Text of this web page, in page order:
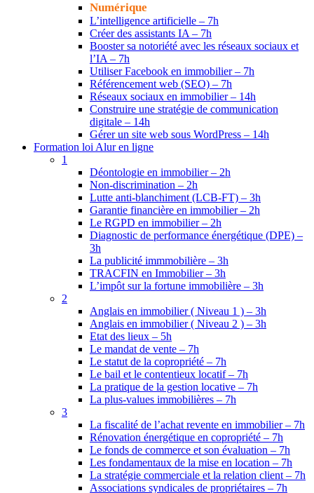
Numérique
L’intelligence artificielle – 7h
Créer des assistants IA – 7h
Booster sa notoriété avec les réseaux sociaux et
l’IA – 7h
Utiliser Facebook en immobilier – 7h
Référencement web (SEO) – 7h
Réseaux sociaux en immobilier – 14h
Construire une stratégie de communication
digitale – 14h
Gérer un site web sous WordPress – 14h
Formation loi Alur en ligne
1
Déontologie en immobilier – 2h
Non-discrimination – 2h
Lutte anti-blanchiment (LCB-FT) – 3h
Garantie financière en immobilier – 2h
Le RGPD en immobilier – 2h
Diagnostic de performance énergétique (DPE) –
3h
La publicité immmobilière – 3h
TRACFIN en Immobilier – 3h
L’impôt sur la fortune immobilière – 3h
2
Anglais en immobilier ( Niveau 1 ) – 3h
Anglais en immobilier ( Niveau 2 ) – 3h
Etat des lieux – 5h
Le mandat de vente – 7h
Le statut de la copropriété – 7h
Le bail et le contentieux locatif – 7h
La pratique de la gestion locative – 7h
La plus-values immobilières – 7h
3
La fiscalité de l’achat revente en immobilier – 7h
Rénovation énergétique en copropriété – 7h
Le fonds de commerce et son évaluation – 7h
Les fondamentaux de la mise en location – 7h
La stratégie commerciale et la relation client – 7h
Associations syndicales de propriétaires – 7h